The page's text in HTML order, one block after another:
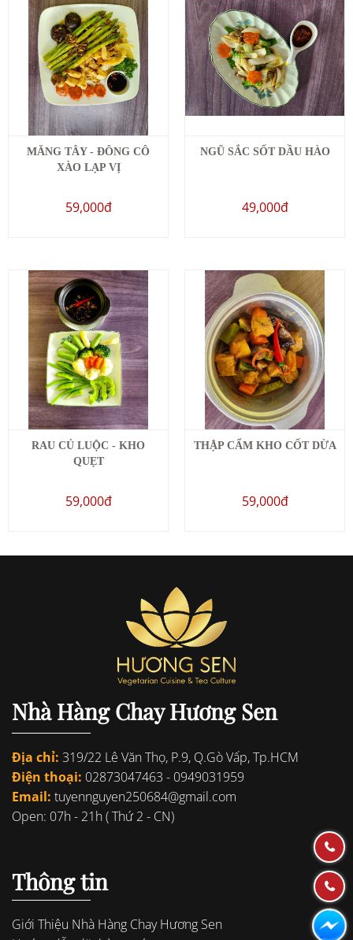
MĂNG TÂY - ĐÔNG CÔ
XÀO LẠP VỊ
59,000đ
NGŨ SẮC SỐT DẦU HÀO
49,000đ
RAU CỦ LUỘC - KHO
QUẸT
59,000đ
THẬP CẨM KHO CỐT DỪA
59,000đ
Nhà Hàng Chay Hương Sen
Địa chỉ: 319/22 Lê Văn Thọ, P.9, Q.Gò Vấp, Tp.HCM
Điện thoại: 02873047463 - 0949031959
Email: tuyennguyen250684@gmail.com
Open: 07h - 21h ( Thứ 2 - CN)
Thông tin
Giới Thiệu Nhà Hàng Chay Hương Sen